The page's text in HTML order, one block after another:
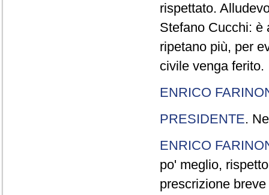
rispettato.
Stefano Cucchi: è
ripetano più, per
civile venga ferito.
ENRICO
PRESIDENTE.
ENRICO
po' meglio,
prescrizione